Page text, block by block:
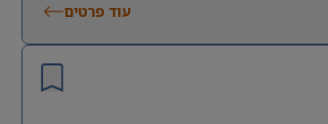
עוד פרטים